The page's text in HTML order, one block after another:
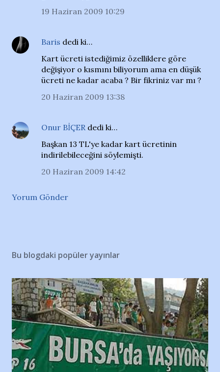
19 Haziran 2009 10:29
Baris dedi ki…
Kart ücreti istediğimiz özelliklere göre
değişiyor o kısmını biliyorum ama en düşük
ücreti ne kadar acaba ? Bir fikriniz var mı ?
20 Haziran 2009 13:38
Onur BİÇER dedi ki…
Başkan 13 TL'ye kadar kart ücretinin
indirilebileceğini söylemişti.
20 Haziran 2009 14:42
Yorum Gönder
Bu blogdaki popüler yayınlar